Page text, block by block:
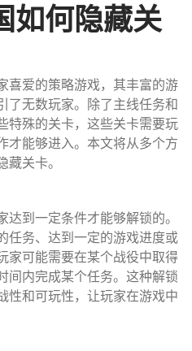
如何隐藏关
喜爱的策略游戏，其丰富的游
了无数玩家。除了主线任务和
特殊的关卡，这些关卡需要玩
才能够进入。本文将从多个方
关卡。
到一定条件才能够解锁的。
任务、达到一定的游戏进度或
家可能需要在某个战役中取得
间内完成某个任务。这种解锁
性和可玩性，让玩家在游戏中